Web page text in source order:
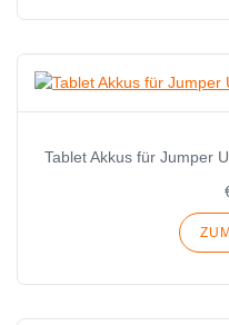
Tablet Akkus für Jumper